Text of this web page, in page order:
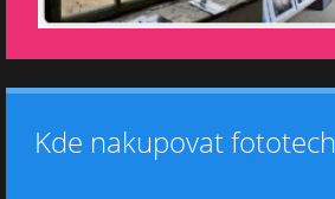
Kde nakupovat